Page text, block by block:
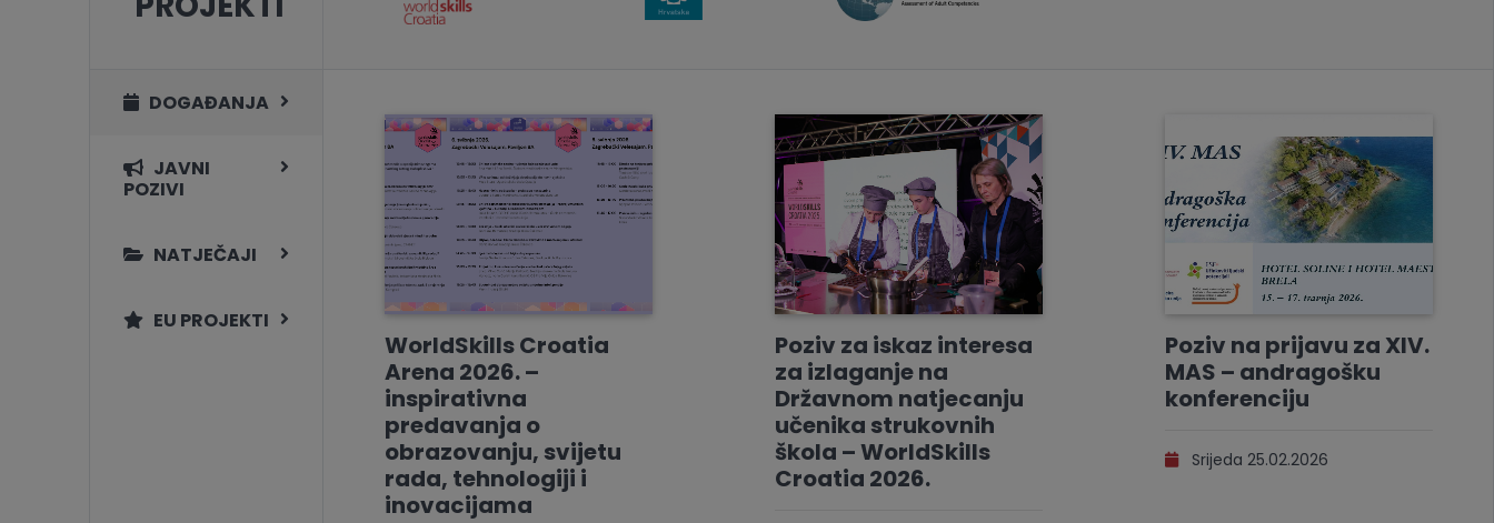
DOGAĐANJA
JAVNI
POZIVI
NATJEČAJI
EU PROJEKTI
WorldSkills Croatia
Arena 2026. –
inspirativna
predavanja o
obrazovanju, svijetu
rada, tehnologiji i
inovacijama
Poziv za iskaz interesa
za izlaganje na
Državnom natjecanju
učenika strukovnih
škola – WorldSkills
Croatia 2026.
Poziv na prijavu za XIV.
MAS – andragošku
konferenciju
Srijeda 25.02.2026